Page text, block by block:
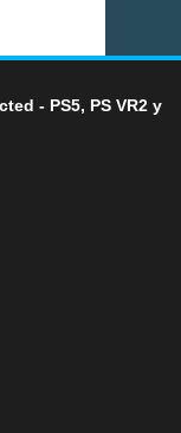
- PS5, PS VR2 y